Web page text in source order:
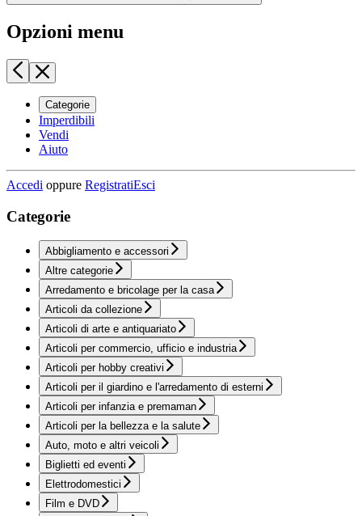
Opzioni menu
Categorie
Imperdibili
Vendi
Aiuto
Accedi oppure RegistratiEsci
Categorie
Abbigliamento e accessori
Altre categorie
Arredamento e bricolage per la casa
Articoli da collezione
Articoli di arte e antiquariato
Articoli per commercio, ufficio e industria
Articoli per hobby creativi
Articoli per il giardino e l'arredamento di esterni
Articoli per infanzia e premaman
Articoli per la bellezza e la salute
Auto, moto e altri veicoli
Biglietti ed eventi
Elettrodomestici
Film e DVD